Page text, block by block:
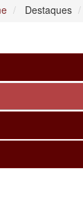
Destaques